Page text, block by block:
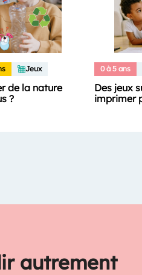
Jeux
de la nature
?
0 à 5 ans
Des jeux
imprimer
autrement